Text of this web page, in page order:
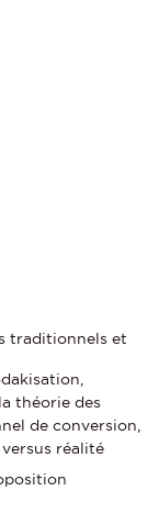
traditionnels et
théorie des
de conversion,
réalité